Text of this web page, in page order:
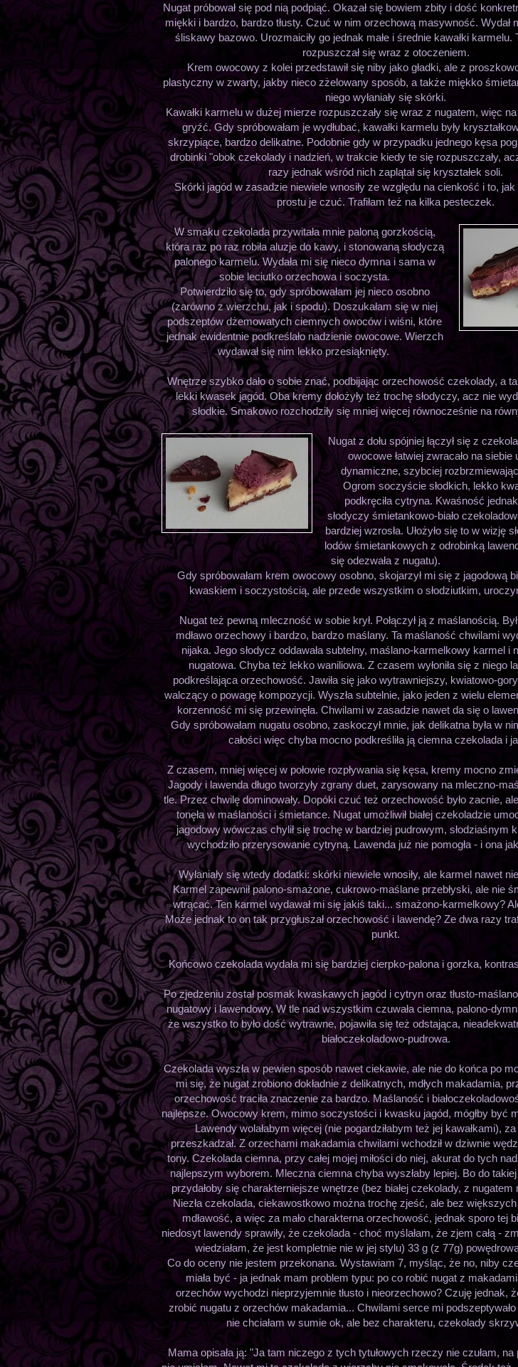
Nugat próbował się pod nią podpiąć. Okazał się bowiem zbity i dość
miękki i bardzo, bardzo tłusty. Czuć w nim orzechową masywność. Wydał
śliskawy bazowo. Urozmaiciły go jednak małe i średnie kawałki karmelu.
rozpuszczał się wraz z otoczeniem.
Krem owocowy z kolei przedstawił się niby jako gładki, ale z
plastyczny w zwarty, jakby nieco zżelowany sposób, a także miękko
niego wyłaniały się skórki.
Kawałki karmelu w dużej mierze rozpuszczały się wraz z nugatem, więc
gryźć. Gdy spróbowałam je wydłubać, kawałki karmelu były
skrzypiące, bardzo delikatne. Podobnie gdy w przypadku jednego kęsa
drobinki "obok czekolady i nadzień, w trakcie kiedy te się rozpuszczały,
razy jednak wśród nich zaplątał się kryształek soli.
Skórki jagód w zasadzie niewiele wnosiły ze względu na cienkość i to, jak
prostu je czuć. Trafiłam też na kilka pesteczek.
W smaku czekolada przywitała mnie paloną gorzkością,
która raz po raz robiła aluzje do kawy, i stonowaną słodyczą
palonego karmelu. Wydała mi się nieco dymna i sama w
sobie leciutko orzechowa i soczysta.
Potwierdziło się to, gdy spróbowałam jej nieco osobno
(zarówno z wierzchu, jak i spodu). Doszukałam się w niej
podszeptów dżemowatych ciemnych owoców i wiśni, które
jednak ewidentnie podkreślało nadzienie owocowe. Wierzch
wydawał się nim lekko przesiąknięty.
Wnętrze szybko dało o sobie znać, podbijając orzechowość czekolady, a
lekki kwasek jagód. Oba kremy dołożyły też trochę słodyczy, acz nie
słodkie. Smakowo rozchodziły się mniej więcej równocześnie na
Nugat z dołu spójniej łączył się z
owocowe łatwiej zwracało na siebie
dynamiczne, szybciej
Ogrom soczyście słodkich, lekko
podkręciła cytryna. Kwaśność
słodyczy śmietankowo-biało
bardziej wzrosła. Ułożyło się to w wizję
lodów śmietankowych z odrobinką
się odezwała z nugatu).
Gdy spróbowałam krem owocowy osobno, skojarzył mi się z jagodową
kwaskiem i soczystością, ale przede wszystkim o słodziutkim,
Nugat też pewną mleczność w sobie krył. Połączył ją z maślanością.
mdławo orzechowy i bardzo, bardzo maślany. Ta maślaność chwilami
nijaka. Jego słodycz oddawała subtelny, maślano-karmelkowy karmel i
nugatowa. Chyba też lekko waniliowa. Z czasem wyłoniła się z niego
podkreślająca orzechowość. Jawiła się jako wytrawniejszy, kwiatowo-
walczący o powagę kompozycji. Wyszła subtelnie, jako jeden z wielu
korzenność mi się przewinęła. Chwilami w zasadzie nawet da się o
Gdy spróbowałam nugatu osobno, zaskoczył mnie, jak delikatna była w
całości więc chyba mocno podkreśliła ją ciemna czekolada i
Z czasem, mniej więcej w połowie rozpływania się kęsa, kremy mocno
Jagody i lawenda długo tworzyły zgrany duet, zarysowany na mleczno-
tle. Przez chwilę dominowały. Dopóki czuć też orzechowość było zacnie,
tonęła w maślaności i śmietance. Nugat umożliwił białej czekoladzie
jagodowy wówczas chylił się trochę w bardziej pudrowym, słodziaśnym
wychodziło przerysowanie cytryną. Lawenda już nie pomogła - i ona
Wyłaniały się wtedy dodatki: skórki niewiele wnosiły, ale karmel nawet
Karmel zapewnił palono-smażone, cukrowo-maślane przebłyski, ale nie
wtrącać. Ten karmel wydawał mi się jakiś taki... smażono-karmelkowy?
Może jednak to on tak przygłuszał orzechowość i lawendę? Ze dwa razy
punkt.
Końcowo czekolada wydała mi się bardziej cierpko-palona i gorzka,
Po zjedzeniu został posmak kwaskawych jagód i cytryn oraz tłusto-
nugatowy i lawendowy. W tle nad wszystkim czuwała ciemna, palono-
że wszystko to było dość wytrawne, pojawiła się też odstająca,
białoczekoladowo-pudrowa.
Czekolada wyszła w pewien sposób nawet ciekawie, ale nie do końca po
mi się, że nugat zrobiono dokładnie z delikatnych, mdłych makadamia,
orzechowość traciła znaczenie za bardzo. Maślaność i
najlepsze. Owocowy krem, mimo soczystości i kwasku jagód, mógłby być
Lawendy wolałabym więcej (nie pogardziłabym też jej kawałkami),
przeszkadzał. Z orzechami makadamia chwilami wchodził w dziwnie
tony. Czekolada ciemna, przy całej mojej miłości do niej, akurat do tych
najlepszym wyborem. Mleczna ciemna chyba wyszłaby lepiej. Bo do
przydałoby się charakterniejsze wnętrze (bez białej czekolady, z
Niezła czekolada, ciekawostkowo można trochę zjeść, ale bez większych
mdławość, a więc za mało charakterna orzechowość, jednak sporo tej
niedosyt lawendy sprawiły, że czekolada - choć myślałam, że zjem całą -
wiedziałam, że jest kompletnie nie w jej stylu) 33 g (z 77g)
Co do oceny nie jestem przekonana. Wystawiam 7, myśląc, że no, niby
miała być - ja jednak mam problem typu: po co robić nugat z
orzechów wychodzi nieprzyjemnie tłusto i nieorzechowo? Czuję jednak,
zrobić nugatu z orzechów makadamia... Chwilami serce mi
nie chciałam w sumie ok, ale bez charakteru, czekolady
Mama opisała ją: "Ja tam niczego z tych tytułowych rzeczy nie czułam,